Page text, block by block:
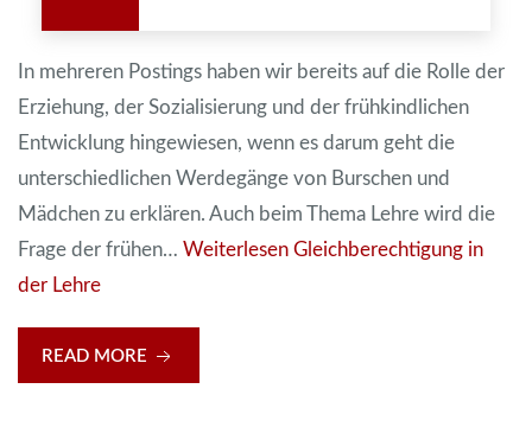
In mehreren Postings haben wir bereits auf die Rolle der
Erziehung, der Sozialisierung und der frühkindlichen
Entwicklung hingewiesen, wenn es darum geht die
unterschiedlichen Werdegänge von Burschen und
Mädchen zu erklären. Auch beim Thema Lehre wird die
Frage der frühen… Weiterlesen Gleichberechtigung in
der Lehre
READ MORE